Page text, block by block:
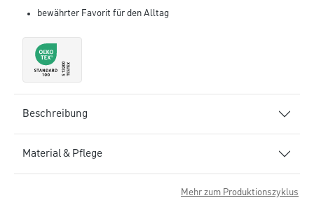
bewährter Favorit für den Alltag
Beschreibung
Material & Pflege
Mehr zum Produktionszyklus